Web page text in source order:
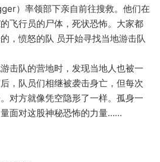
）率领部下亲自前往搜救。他们在
飞行员的尸体，死状恐怖。大家都
，愤怒的队 员开始寻找当地游击队
队的营地时，发现当地人也被一
，队员们相继被袭击身亡，但每次
对方就像凭空隐形了一样。孤身一
面对这股神秘恐怖的力量……